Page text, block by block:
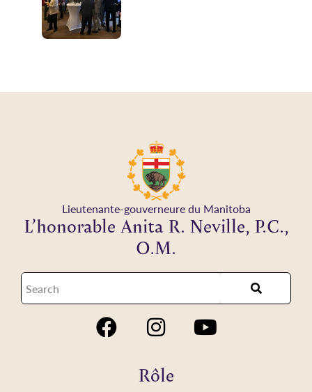
Lieutenante-gouverneure du Manitoba
L’honorable Anita R. Neville, P.C.,
O.M.
Rôle